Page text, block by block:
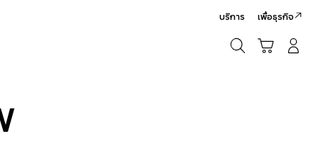
บริการ เพื่อธุรกิจ